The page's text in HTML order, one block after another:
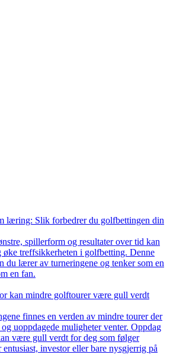
læring: Slik forbedrer du golfbettingen din
spillerform og resultater over tid kan
øke treffsikkerheten i golfbetting. Denne
du lærer av turneringene og tenker som en
en fan.
kan mindre golftourer være gull verdt
finnes en verden av mindre tourer der
uoppdagede muligheter venter. Oppdag
være gull verdt for deg som følger
entusiast, investor eller bare nysgjerrig på